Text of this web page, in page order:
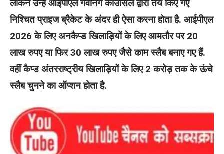
लेकिन उन्हें आईपीएल गवर्निंग काउंसिल द्वारा तय किए गए
निश्चित प्राइज ब्रैकेट के अंदर ही ऐसा करना होता है. आईपीएल
2026 के लिए अनकैप्ड खिलाड़ियों के लिए आमतौर पर 20
लाख रुपए या फिर 30 लाख रुपए जैसे काम स्लैब बनाए गए हैं.
वहीं कैप्ड अंतरराष्ट्रीय खिलाड़ियों के लिए 2 करोड़ तक के ऊंचे
स्लैब चुनने का ऑप्शन होता है.